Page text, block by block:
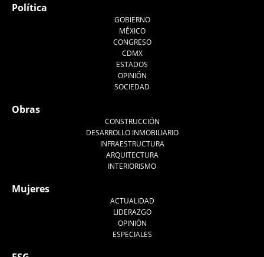
Política
GOBIERNO
MÉXICO
CONGRESO
CDMX
ESTADOS
OPINIÓN
SOCIEDAD
Obras
CONSTRUCCIÓN
DESARROLLO INMOBILIARIO
INFRAESTRUCTURA
ARQUITECTURA
INTERIORISMO
Mujeres
ACTUALIDAD
LIDERAZGO
OPINIÓN
ESPECIALES